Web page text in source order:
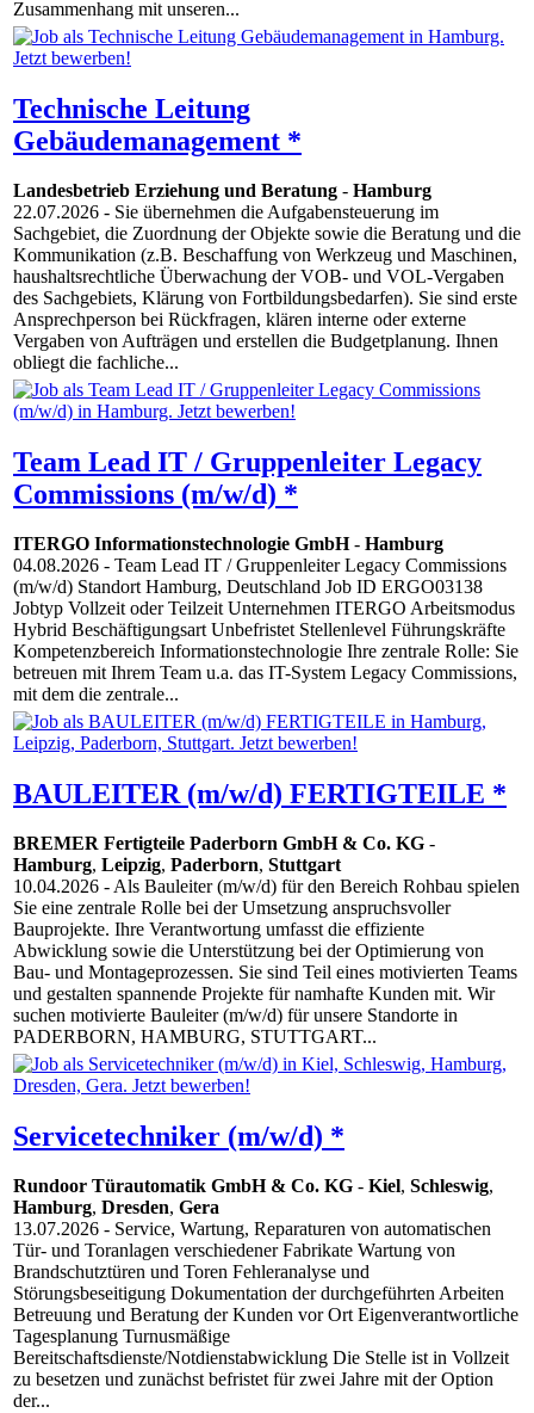
Zusammenhang mit unseren...
Technische Leitung
Gebäudemanagement *
Landesbetrieb Erziehung und Beratung - Hamburg
22.07.2026 - Sie übernehmen die Aufgabensteuerung im
Sachgebiet, die Zuordnung der Objekte sowie die Beratung und die
Kommunikation (z.B. Beschaffung von Werkzeug und Maschinen,
haushaltsrechtliche Überwachung der VOB- und VOL-Vergaben
des Sachgebiets, Klärung von Fortbildungsbedarfen). Sie sind erste
Ansprechperson bei Rückfragen, klären interne oder externe
Vergaben von Aufträgen und erstellen die Budgetplanung. Ihnen
obliegt die fachliche...
Team Lead IT / Gruppenleiter Legacy
Commissions (m/w/d) *
ITERGO Informationstechnologie GmbH- Hamburg
04.08.2026 - Team Lead IT / Gruppenleiter Legacy Commissions
(m/w/d) Standort Hamburg, Deutschland Job ID ERGO03138
Jobtyp Vollzeit oder Teilzeit Unternehmen ITERGO Arbeitsmodus
Hybrid Beschäftigungsart Unbefristet Stellenlevel Führungskräfte
Kompetenzbereich Informationstechnologie Ihre zentrale Rolle: Sie
betreuen mit Ihrem Team u.a. das IT-System Legacy Commissions,
mit dem die zentrale...
BAULEITER (m/w/d) FERTIGTEILE *
BREMER Fertigteile Paderborn GmbH & Co. KG -
Hamburg, Leipzig, Paderborn, Stuttgart
10.04.2026 - Als Bauleiter (m/w/d) für den Bereich Rohbau spielen
Sie eine zentrale Rolle bei der Umsetzung anspruchsvoller
Bauprojekte. Ihre Verantwortung umfasst die effiziente
Abwicklung sowie die Unterstützung bei der Optimierung von
Bau- und Montageprozessen. Sie sind Teil eines motivierten Teams
und gestalten spannende Projekte für namhafte Kunden mit. Wir
suchen motivierte Bauleiter (m/w/d) für unsere Standorte in
PADERBORN, HAMBURG, STUTTGART...
Servicetechniker (m/w/d) *
Rundoor Türautomatik GmbH & Co. KG - Kiel, Schleswig,
Hamburg, Dresden, Gera
13.07.2026 - Service, Wartung, Reparaturen von automatischen
Tür- und Toranlagen verschiedener Fabrikate Wartung von
Brandschutztüren und Toren Fehleranalyse und
Störungsbeseitigung Dokumentation der durchgeführten Arbeiten
Betreuung und Beratung der Kunden vor Ort Eigenverantwortliche
Tagesplanung Turnusmäßige
Bereitschaftsdienste/Notdienstabwicklung Die Stelle ist in Vollzeit
zu besetzen und zunächst befristet für zwei Jahre mit der Option
der...